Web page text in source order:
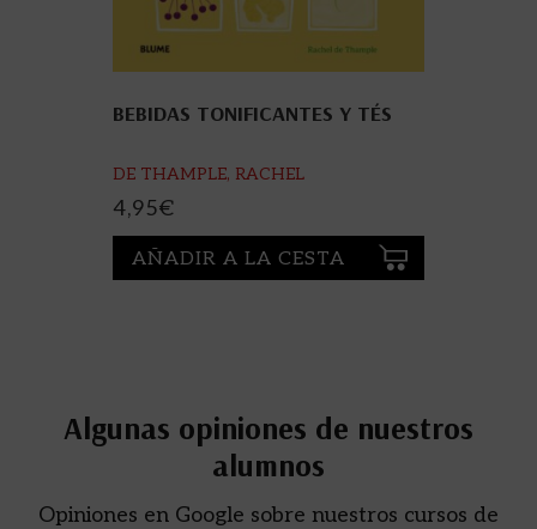
BEBIDAS TONIFICANTES Y TÉS
DE THAMPLE, RACHEL
4,95€
AÑADIR A LA CESTA
Algunas opiniones de nuestros
alumnos
Opiniones en Google sobre nuestros cursos de